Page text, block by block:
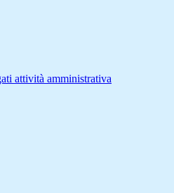
attività amministrativa